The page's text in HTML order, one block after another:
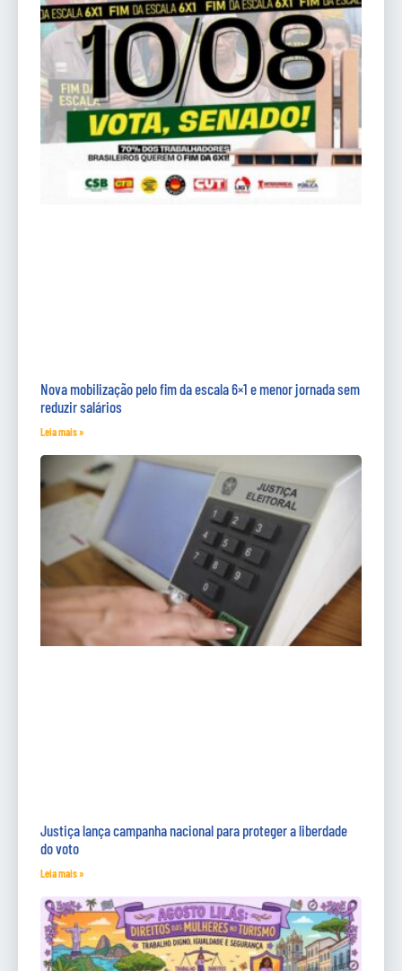
Nova mobilização pelo fim da escala 6×1 e menor jornada sem
reduzir salários
Leia mais »
Justiça lança campanha nacional para proteger a liberdade
do voto
Leia mais »